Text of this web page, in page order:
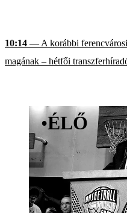
10:14 — A korábbi
magának – hétfői
•ÉLŐ